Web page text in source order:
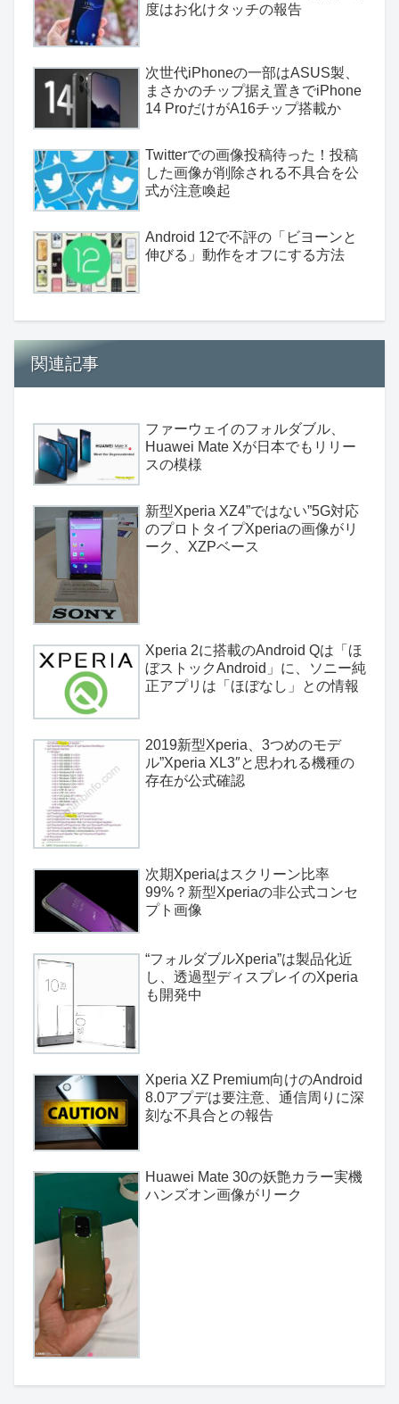
度はお化けタッチの報告
次世代iPhoneの一部はASUS製、
まさかのチップ据え置きでiPhone
14 ProだけがA16チップ搭載か
Twitterでの画像投稿待った！投稿
した画像が削除される不具合を公
式が注意喚起
Android 12で不評の「ビヨーンと
伸びる」動作をオフにする方法
関連記事
ファーウェイのフォルダブル、
Huawei Mate Xが日本でもリリー
スの模様
新型Xperia XZ4”ではない”5G対応
のプロトタイプXperiaの画像がリ
ーク、XZPベース
Xperia 2に搭載のAndroid Qは「ほ
ぼストックAndroid」に、ソニー純
正アプリは「ほぼなし」との情報
2019新型Xperia、3つめのモデ
ル”Xperia XL3″と思われる機種の
存在が公式確認
次期Xperiaはスクリーン比率
99%？新型Xperiaの非公式コンセ
プト画像
“フォルダブルXperia”は製品化近
し、透過型ディスプレイのXperia
も開発中
Xperia XZ Premium向けのAndroid
8.0アプデは要注意、通信周りに深
刻な不具合との報告
Huawei Mate 30の妖艶カラー実機
ハンズオン画像がリーク